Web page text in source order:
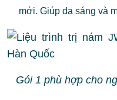
mới. Giúp da sáng và
Gói 1 phù hợp cho